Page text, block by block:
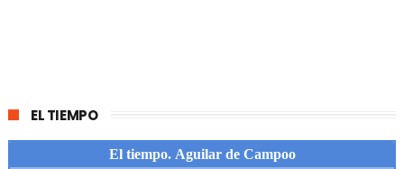
EL TIEMPO